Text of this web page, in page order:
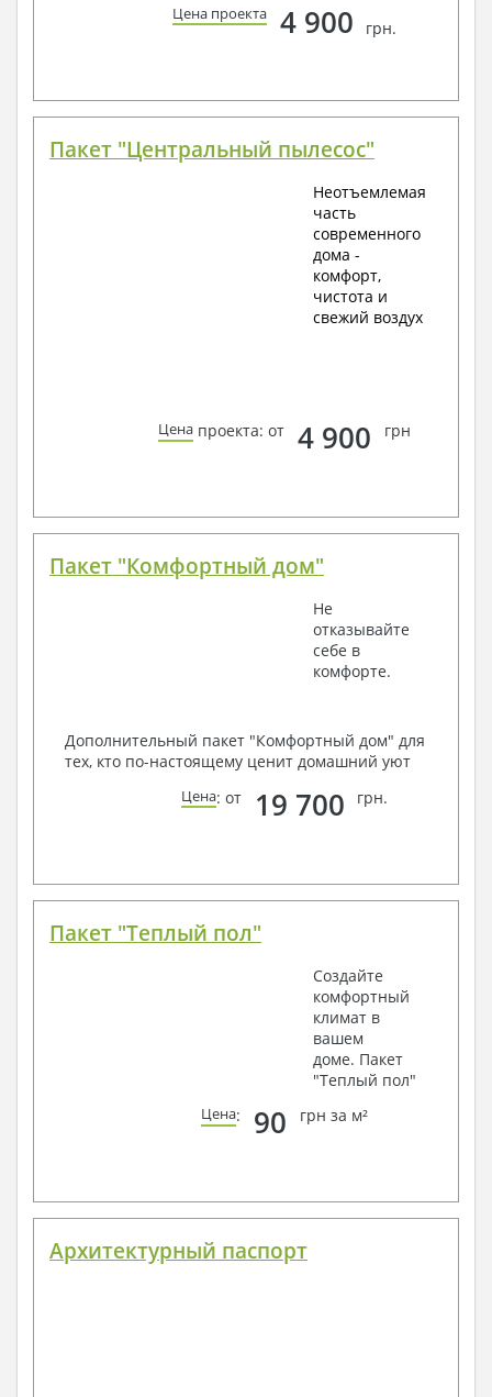
Цена проекта 4 900 грн.
Пакет "Центральный пылесос"
Неотъемлемая
часть
современного
дома -
комфорт,
чистота и
свежий воздух
Цена проекта: от 4 900 грн
Пакет "Комфортный дом"
Не
отказывайте
себе в
комфорте.
Дополнительный пакет "Комфортный дом" для
тех, кто по-настоящему ценит домашний уют
Цена: от 19 700 грн.
Пакет "Теплый пол"
Создайте
комфортный
климат в
вашем
доме. Пакет
"Теплый пол"
Цена: 90 грн за м²
Архитектурный паспорт